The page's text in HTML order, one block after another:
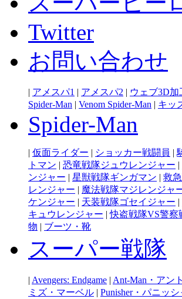
Twitter
お問い合わせ
| アメスパ1 | アメスパ2 | ウェブ3D加
Spider-Man | Venom Spider-Man | キッ
Spider-Man
| 仮面ライダー | ショッカー戦闘員 |
トマン | 恐竜戦隊ジュウレンジャー |
ンジャー | 星獣戦隊ギンガマン | 救
レンジャー | 魔法戦隊マジレンジャ
ケンジャー | 天装戦隊ゴセイジャー |
キュウレンジャー |快盗戦隊VS警察
物 | ブーツ・靴
スーパー戦隊
| Avengers: Endgame | Ant-Man・アン
ミズ・マーベル | Punisher・パニッシ